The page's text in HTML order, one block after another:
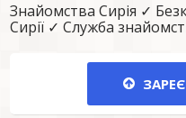
Знайомства Сирія ✓
Сирії ✓ Служба